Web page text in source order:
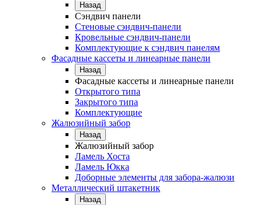
Назад
Сэндвич панели
Стеновые сэндвич-панели
Кровельные сэндвич-панели
Комплектующие к сэндвич панелям
Фасадные кассеты и линеарные панели
Назад
Фасадные кассеты и линеарные панели
Открытого типа
Закрытого типа
Комплектующие
Жалюзийный забор
Назад
Жалюзийный забор
Ламель Хоста
Ламель Юкка
Доборные элементы для забора-жалюзи
Металлический штакетник
Назад